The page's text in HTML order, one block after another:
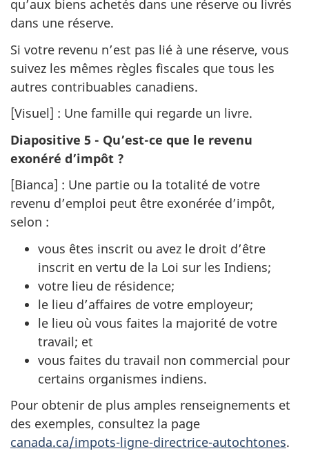
qu’aux biens achetés dans une réserve ou livrés
dans une réserve.
Si votre revenu n’est pas lié à une réserve, vous
suivez les mêmes règles fiscales que tous les
autres contribuables canadiens.
[Visuel] : Une famille qui regarde un livre.
Diapositive 5 - Qu’est-ce que le revenu
exonéré d’impôt ?
[Bianca] : Une partie ou la totalité de votre
revenu d’emploi peut être exonérée d’impôt,
selon :
vous êtes inscrit ou avez le droit d’être
inscrit en vertu de la Loi sur les Indiens;
votre lieu de résidence;
le lieu d’affaires de votre employeur;
le lieu où vous faites la majorité de votre
travail; et
vous faites du travail non commercial pour
certains organismes indiens.
Pour obtenir de plus amples renseignements et
des exemples, consultez la page
canada.ca/impots-ligne-directrice-autochtones.